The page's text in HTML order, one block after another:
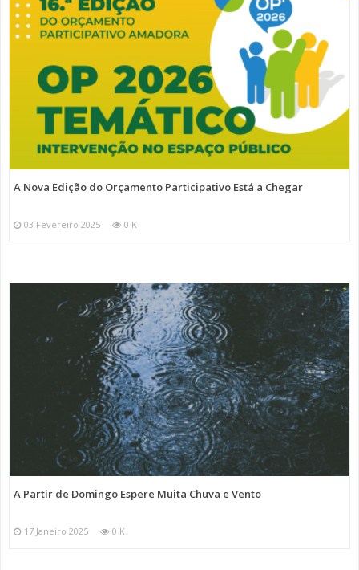
A Nova Edição do Orçamento Participativo Está a Chegar
03 Fevereiro 2025 0 K
A Partir de Domingo Espere Muita Chuva e Vento
17 Janeiro 2025 0 K